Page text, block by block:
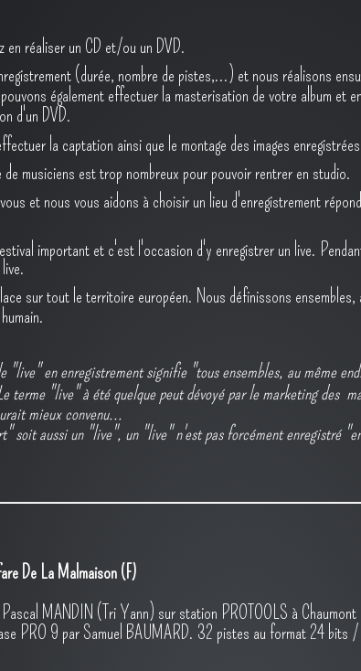
en réaliser un CD et/ou un DVD.
(durée, nombre de pistes,...) et nous réalisons
également effectuer la masterisation de votre album et
d'un DVD.
la captation ainsi que le montage des images
musiciens est trop nombreux pour pouvoir rentrer en studio.
et nous vous aidons à choisir un lieu d'enregistrement
important et c'est l'occasion d'y enregistrer un live.
sur tout le territoire européen. Nous définissons
"live" en enregistrement signifie "tous ensembles, au même
terme "live" à été quelque peut dévoyé par le marketing des
mieux convenu...
soit aussi un "live", un "live" n'est pas forcément enregistré
De La Malmaison (F)
MANDIN (Tri Yann) sur station PROTOOLS à
PRO 9 par Samuel BAUMARD. 32 pistes au format 24 bits